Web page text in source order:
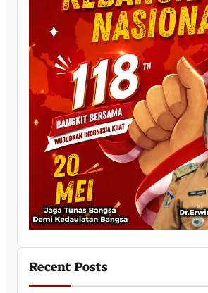
Recent Posts